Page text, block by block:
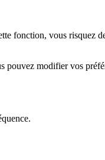
fonction, vous risquez
pouvez modifier vos